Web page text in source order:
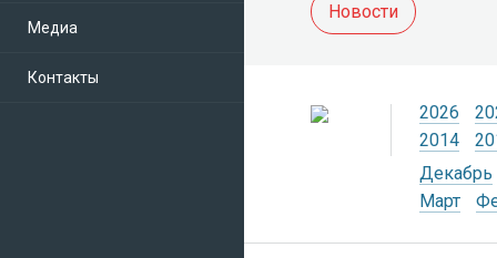
Медиа
Контакты
Новости
2026
2014
Декабрь
Март